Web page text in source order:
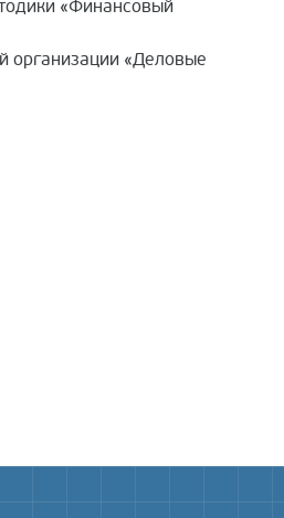
«Финансовый
организации «Деловые